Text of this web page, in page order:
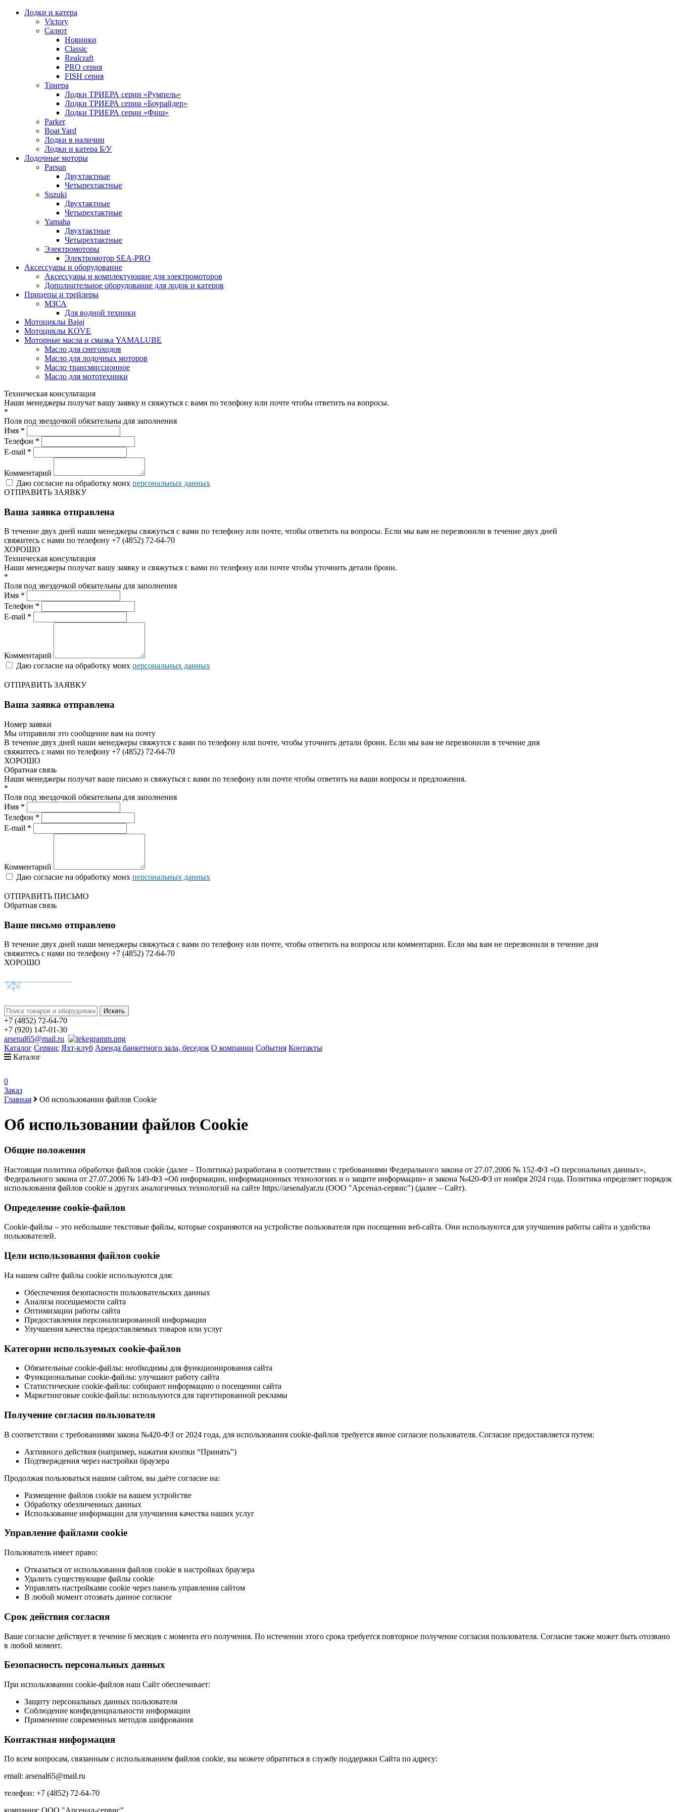
Лодки и катера
Victory
Салют
Новинки
Classic
Realcraft
PRO серия
FISH серия
Триера
Лодки ТРИЕРА серии «Румпель»
Лодки ТРИЕРА серии «Боурайдер»
Лодки ТРИЕРА серии «Фиш»
Parker
Boat Yard
Лодки в наличии
Лодки и катера Б/У
Лодочные моторы
Parsun
Двухтактные
Четырехтактные
Suzuki
Двухтактные
Четырехтактные
Yamaha
Двухтактные
Четырехтактные
Электромоторы
Электромотор SEA-PRO
Аксессуары и оборудование
Аксессуары и комплектующие для электромоторов
Дополнительное оборудование для лодок и катеров
Прицепы и трейлеры
МЗСА
Для водной техники
Мотоциклы Bajaj
Мотоциклы KOVE
Моторные масла и смазка YAMALUBE
Масло для снегоходов
Масло для лодочных моторов
Масло трансмиссионное
Масло для мототехники
Техническая консультация
Наши менеджеры получат вашу заявку и свяжуться с вами по телефону или почте чтобы ответить на вопросы.
*
Поля под звездочкой обязательны для заполнения
Имя *
Телефон *
E-mail *
Комментарий
Даю согласие на обработку моих персональных данных
ОТПРАВИТЬ ЗАЯВКУ
Ваша заявка отправлена
В течение двух дней наши менеджеры свяжуться с вами по телефону или почте, чтобы ответить на вопросы. Если мы вам не перезвонили в течение двух дней
свяжитесь с нами по телефону +7 (4852) 72-64-70
ХОРОШО
Техническая консультация
Наши менеджеры получат вашу заявку и свяжуться с вами по телефону или почте чтобы уточнить детали брони.
*
Поля под звездочкой обязательны для заполнения
Имя *
Телефон *
E-mail *
Комментарий
Даю согласие на обработку моих персональных данных
ОТПРАВИТЬ ЗАЯВКУ
Ваша заявка отправлена
Номер заявки
Мы отправили это сообщение вам на почту
В течение двух дней наши менеджеры свяжутся с вами по телефону или почте, чтобы уточнить детали брони. Если мы вам не перезвонили в течение дня
свяжитесь с нами по телефону +7 (4852) 72-64-70
ХОРОШО
Обратная связь
Наши менеджеры получат ваше письмо и свяжуться с вами по телефону или почте чтобы ответить на ваши вопросы и предложения.
*
Поля под звездочкой обязательны для заполнения
Имя *
Телефон *
E-mail *
Комментарий
Даю согласие на обработку моих персональных данных
ОТПРАВИТЬ ПИСЬМО
Обратная связь
Ваше письмо отправлено
В течение двух дней наши менеджеры свяжуться с вами по телефону или почте, чтобы ответить на вопросы или комментарии. Если мы вам не перезвонили в течение дня
свяжитесь с нами по телефону +7 (4852) 72-64-70
ХОРОШО
+7 (4852) 72-64-70
+7 (920) 147-01-30
arsenal65@mail.ru
Каталог Сервис Яхт-клуб Аренда банкетного зала, беседок О компании События Контакты
Каталог
0
Заказ
Главная
Об использовании файлов Cookie
Об использовании файлов Cookie
Общие положения
Настоящая политика обработки файлов cookie (далее – Политика) разработана в соответствии с требованиями Федерального закона от 27.07.2006 № 152-ФЗ «О персональных данных»,
Федерального закона от 27.07.2006 № 149-ФЗ «Об информации, информационных технологиях и о защите информации» и закона №420-ФЗ от ноября 2024 года. Политика определяет порядок
использования файлов cookie и других аналогичных технологий на сайте https://arsenalyar.ru (ООО "Арсенал-сервис") (далее – Сайт).
Определение cookie-файлов
Cookie-файлы – это небольшие текстовые файлы, которые сохраняются на устройстве пользователя при посещении веб-сайта. Они используются для улучшения работы сайта и удобства
пользователей.
Цели использования файлов cookie
На нашем сайте файлы cookie используются для:
Обеспечения безопасности пользовательских данных
Анализа посещаемости сайта
Оптимизации работы сайта
Предоставления персонализированной информации
Улучшения качества предоставляемых товаров или услуг
Категории используемых cookie-файлов
Обязательные cookie-файлы: необходимы для функционирования сайта
Функциональные cookie-файлы: улучшают работу сайта
Статистические cookie-файлы: собирают информацию о посещении сайта
Маркетинговые cookie-файлы: используются для таргетированной рекламы
Получение согласия пользователя
В соответствии с требованиями закона №420-ФЗ от 2024 года, для использования cookie-файлов требуется явное согласие пользователя. Согласие предоставляется путем:
Активного действия (например, нажатия кнопки “Принять”)
Подтверждения через настройки браузера
Продолжая пользоваться нашим сайтом, вы даёте согласие на:
Размещение файлов cookie на вашем устройстве
Обработку обезличенных данных
Использование информации для улучшения качества наших услуг
Управление файлами cookie
Пользователь имеет право:
Отказаться от использования файлов cookie в настройках браузера
Удалить существующие файлы cookie
Управлять настройками cookie через панель управления сайтом
В любой момент отозвать данное согласие
Срок действия согласия
Ваше согласие действует в течение 6 месяцев с момента его получения. По истечении этого срока требуется повторное получение согласия пользователя. Согласие также может быть отозвано
в любой момент.
Безопасность персональных данных
При использовании cookie-файлов наш Сайт обеспечивает:
Защиту персональных данных пользователя
Соблюдение конфиденциальности информации
Применение современных методов шифрования
Контактная информация
По всем вопросам, связанным с использованием файлов cookie, вы можете обратиться в службу поддержки Сайта по адресу:
email: arsenal65@mail.ru
телефон: +7 (4852) 72-64-70